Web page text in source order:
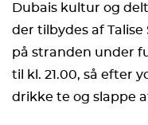
Dubais kultur og
der tilbydes af Talise
på stranden under
til kl. 21.00, så efter
drikke te og slappe